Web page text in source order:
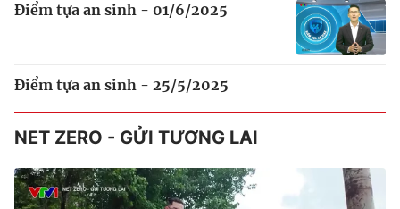
Điểm tựa an sinh - 01/6/2025
Điểm tựa an sinh - 25/5/2025
NET ZERO - GỬI TƯƠNG LAI